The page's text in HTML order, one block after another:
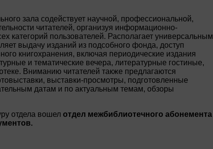
зала содействует научной, профессиональной,
читателей, организуя информационно-
категорий пользователей. Располагает универсальным
выдачу изданий из подсобного фонда, доступ
книгохранения, включая периодические издания
и тематические вечера, литературные гостиные,
Вниманию читателей также предлагаются
выставки-просмотры, подготовленные
датам и по актуальным темам, обзоры
отдела вошел отдел межбиблиотечного абонемента